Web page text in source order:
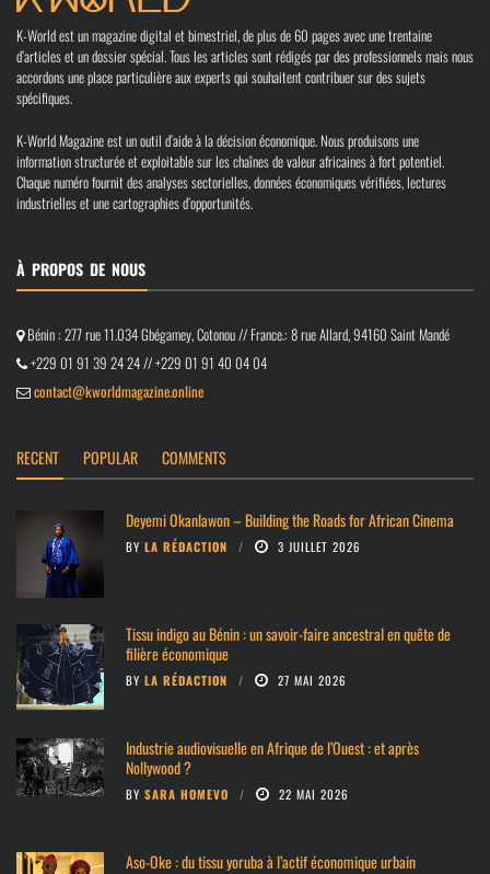
K-World est un magazine digital et bimestriel, de plus de 60 pages avec une trentaine
d’articles et un dossier spécial. Tous les articles sont rédigés par des professionnels mais nous
accordons une place particulière aux experts qui souhaitent contribuer sur des sujets
spécifiques.
K-World Magazine est un outil d’aide à la décision économique. Nous produisons une
information structurée et exploitable sur les chaînes de valeur africaines à fort potentiel.
Chaque numéro fournit des analyses sectorielles, données économiques vérifiées, lectures
industrielles et une cartographies d’opportunités.
À PROPOS DE NOUS
Bénin : 277 rue 11.034 Gbégamey, Cotonou // France.: 8 rue Allard, 94160 Saint Mandé
+229 01 91 39 24 24 // +229 01 91 40 04 04
contact@kworldmagazine.online
RECENT POPULAR COMMENTS
Deyemi Okanlawon – Building the Roads for African Cinema
BY LA RÉDACTION 3 JUILLET 2026
Tissu indigo au Bénin : un savoir-faire ancestral en quête de
filière économique
BY LA RÉDACTION 27 MAI 2026
Industrie audiovisuelle en Afrique de l’Ouest : et après
Nollywood ?
BY SARA HOMEVO 22 MAI 2026
Aso-Oke : du tissu yoruba à l’actif économique urbain